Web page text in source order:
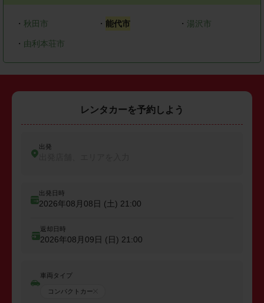
・ 秋田市 ・ 能代市 ・ 湯沢市
・ 由利本荘市
レンタカーを予約しよう
出発
出発日時
2026年08月08日 (土) 21:00
返却日時
2026年08月09日 (日) 21:00
車両タイプ
コンパクトカー